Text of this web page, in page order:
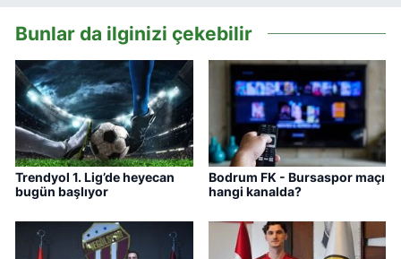
Bunlar da ilginizi çekebilir
Trendyol 1. Lig’de heyecan
bugün başlıyor
Bodrum FK - Bursaspor maçı
hangi kanalda?